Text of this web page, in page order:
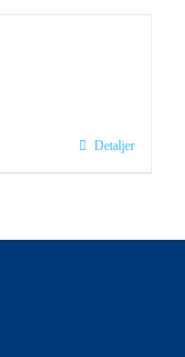
Detaljer